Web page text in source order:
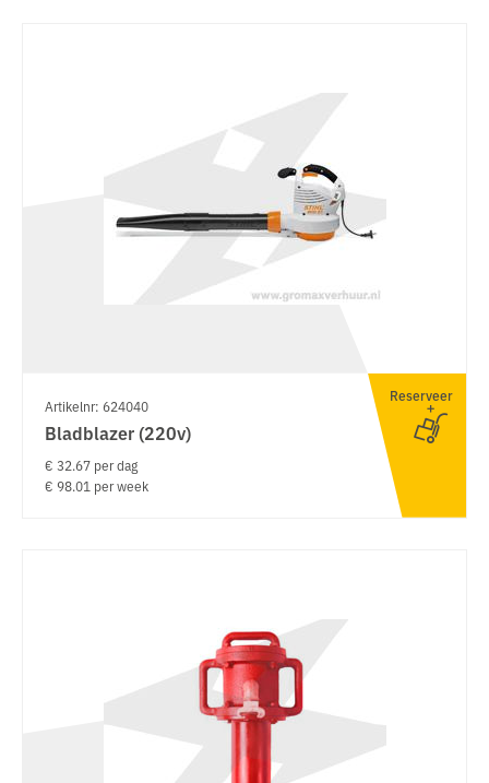
Artikelnr: 624040
Bladblazer (220v)
€ 32.67 per dag
€ 98.01 per week
Reserveer